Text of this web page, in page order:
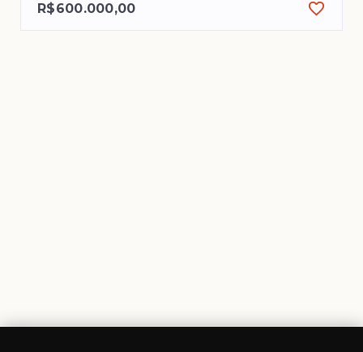
R$600.000,00